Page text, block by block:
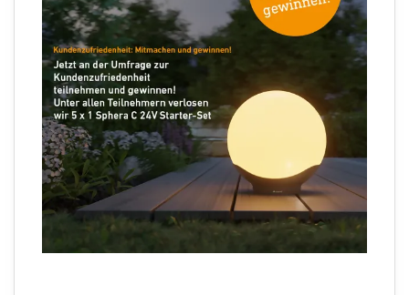
Folgen Sie uns
Sprachauswahl